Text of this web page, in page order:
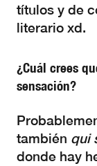
títulos y de
literario xd.
¿Cuál crees
sensación?
también qui
donde hay